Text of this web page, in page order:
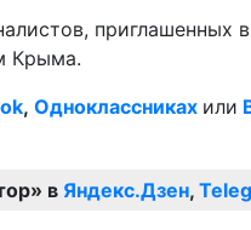
Крыма.
, Одноклассниках или
в Яндекс.Дзен,